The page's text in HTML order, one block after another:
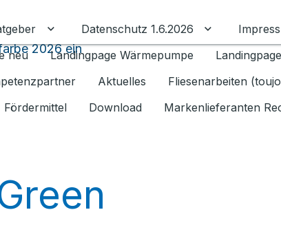
Untermenü für Ratgeber umschalten
Datenschutz 1.6.2026 Untermenü
neu Landingpage Wärmepumpe
Aktuelles Fliesenarbeiten
Fördermittel Download Markenlieferanten
2026 ein